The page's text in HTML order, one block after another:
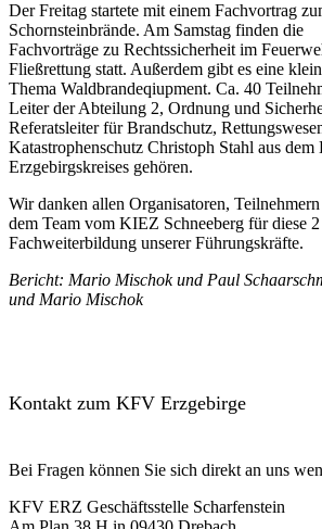
Der Freitag startete mit einem Fachvortrag
Schornsteinbrände. Am Samstag finden die
Fachvorträge zu Rechtssicherheit im
Fließrettung statt. Außerdem gibt es eine
Thema Waldbrandeqiupment. Ca. 40
Leiter der Abteilung 2, Ordnung und
Referatsleiter für Brandschutz,
Katastrophenschutz Christoph Stahl aus dem
Erzgebirgskreises gehören.
Wir danken allen Organisatoren,
dem Team vom KIEZ Schneeberg für diese
Fachweiterbildung unserer Führungskräfte.
Bericht: Mario Mischok und Paul
und Mario Mischok
Kontakt zum KFV Erzgebirge
Bei Fragen können Sie sich direkt an uns
KFV ERZ Geschäftsstelle Scharfenstein